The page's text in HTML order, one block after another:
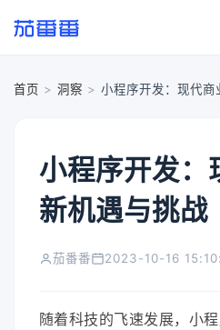
首页 > 洞察 > 小程序开发：现代商
小程序开发：
新机遇与挑战
茄番番 2023-10-16
随着科技的飞速发展，小